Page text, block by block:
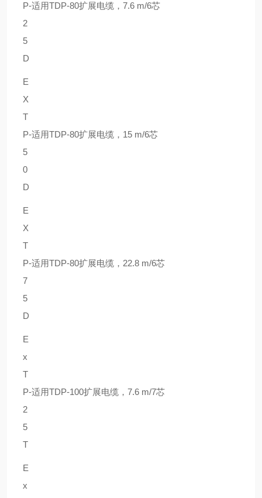
P-
2
5
D
适用TDP-80扩展电缆，7.6 m/6芯
E
X
T
P-
5
0
D
适用TDP-80扩展电缆，15 m/6芯
E
X
T
P-
7
5
D
适用TDP-80扩展电缆，22.8 m/6芯
E
x
T
P-
2
5
T
适用TDP-100扩展电缆，7.6 m/7芯
E
x